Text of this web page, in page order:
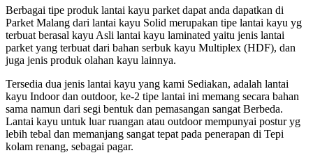
Berbagai tipe produk lantai kayu parket dapat anda dapatkan di
Parket Malang dari lantai kayu Solid merupakan tipe lantai kayu yg
terbuat berasal kayu Asli lantai kayu laminated yaitu jenis lantai
parket yang terbuat dari bahan serbuk kayu Multiplex (HDF), dan
juga jenis produk olahan kayu lainnya.
Tersedia dua jenis lantai kayu yang kami Sediakan, adalah lantai
kayu Indoor dan outdoor, ke-2 tipe lantai ini memang secara bahan
sama namun dari segi bentuk dan pemasangan sangat Berbeda.
Lantai kayu untuk luar ruangan atau outdoor mempunyai postur yg
lebih tebal dan memanjang sangat tepat pada penerapan di Tepi
kolam renang, sebagai pagar.